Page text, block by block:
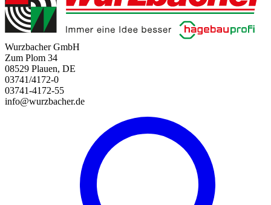
Wurzbacher GmbH
Zum Plom 34
08529 Plauen, DE
03741/4172-0
03741-4172-55
info@wurzbacher.de